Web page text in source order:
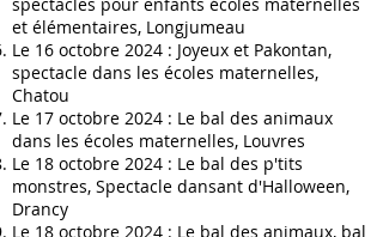
et élémentaires, Longjumeau
Le 16 octobre 2024 : Joyeux et Pakontan,
spectacle dans les écoles maternelles,
Chatou
Le 17 octobre 2024 : Le bal des animaux
dans les écoles maternelles, Louvres
Le 18 octobre 2024 : Le bal des p'tits
monstres, Spectacle dansant d'Halloween,
Drancy
Le 18 octobre 2024 : Le bal des animaux, bal